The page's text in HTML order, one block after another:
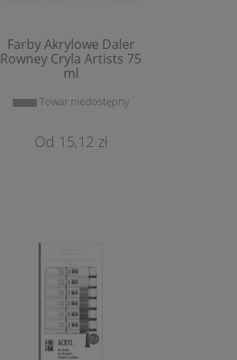
Farby Akrylowe Daler
Rowney Cryla Artists 75
ml
Towar niedostępny
15,12 zł